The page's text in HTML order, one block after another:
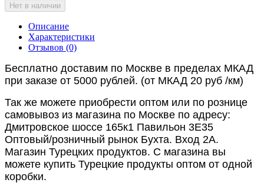
Нет в наличии
Описание
Характеристики
Отзывов (0)
Бесплатно доставим по Москве в пределах МКАД
при заказе от 5000 рублей. (от МКАД 20 руб /км)
Так же можете приобрести оптом или по рознице
самовывоз из магазина по Москве по адресу:
Дмитровское шоссе 165к1 Павильон 3Е35
Оптовый/розничный рынок Бухта. Вход 2А.
Магазин Турецких продуктов. С магазина вы
можете купить Турецкие продукты оптом от одной
коробки.